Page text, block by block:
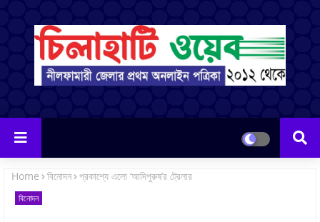
Home বিনোদন প্রকাশ্যে এলো ‘আদিপুরুষ’র ট্রেলার
বিনোদন